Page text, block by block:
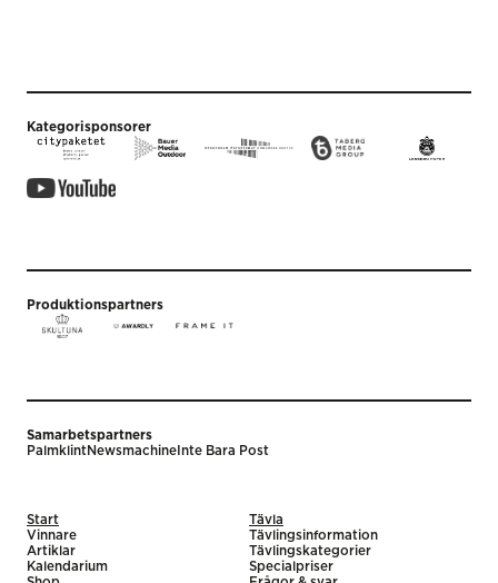
Kategorisponsorer
Produktionspartners
Samarbetspartners
PalmklintNewsmachine Inte Bara Post
Start
Vinnare
Artiklar
Kalendarium
Tävla
Tävlingsinformation
Tävlingskategorier
Specialpriser